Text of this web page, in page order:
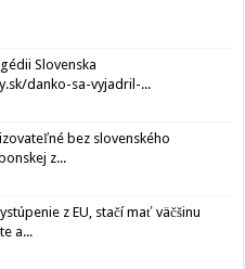
Slovenska
danko-sa-vyjadril-...
bez slovenského
z...
z EU, stačí mať väčšinu
a...